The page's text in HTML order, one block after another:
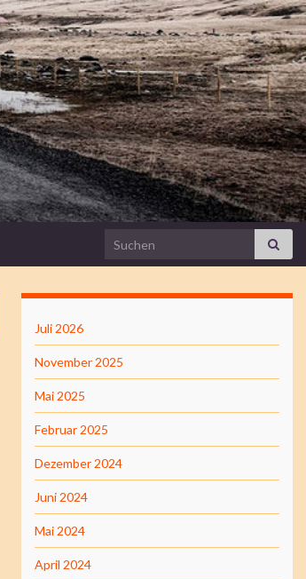
Search for:
Juli 2026
November 2025
Mai 2025
Februar 2025
Dezember 2024
Juni 2024
Mai 2024
April 2024